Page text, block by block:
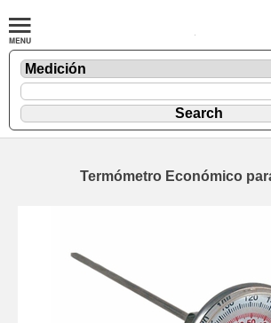
Termómetro Económico